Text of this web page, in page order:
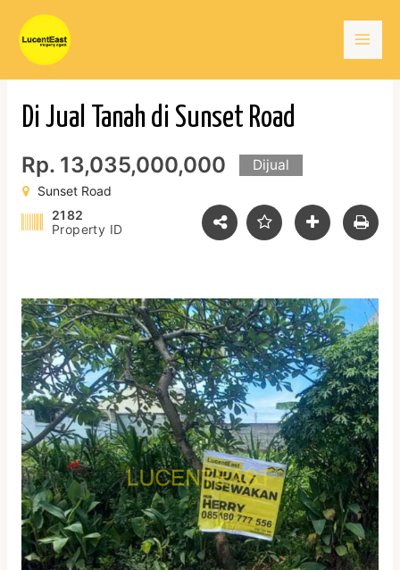
content
Di Jual Tanah di Sunset Road
Rp. 13,035,000,000 Dijual
Sunset Road
2182
Property ID